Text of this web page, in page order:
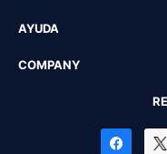
AYUDA
COMPANY